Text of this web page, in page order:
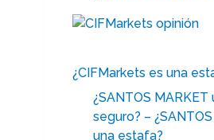
¿CIFMarkets es una
¿SANTOS MARKET
seguro? –
una estafa?